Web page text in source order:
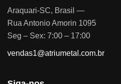
Araquari-SC, Brasil —
Rua Antonio Amorin 1095
Seg – Sex: 7:00 – 17:00
vendas1@atriumetal.com.br